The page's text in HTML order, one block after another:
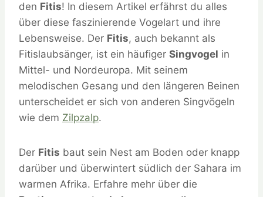
den Fitis! In diesem Artikel erfährst du alles
über diese faszinierende Vogelart und ihre
Lebensweise. Der Fitis, auch bekannt als
Fitislaubsänger, ist ein häufiger Singvogel in
Mittel- und Nordeuropa. Mit seinem
melodischen Gesang und den längeren Beinen
unterscheidet er sich von anderen Singvögeln
wie dem Zilpzalp.
Der Fitis baut sein Nest am Boden oder knapp
darüber und überwintert südlich der Sahara im
warmen Afrika. Erfahre mehr über die